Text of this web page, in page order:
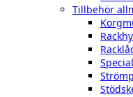
Tillbehör